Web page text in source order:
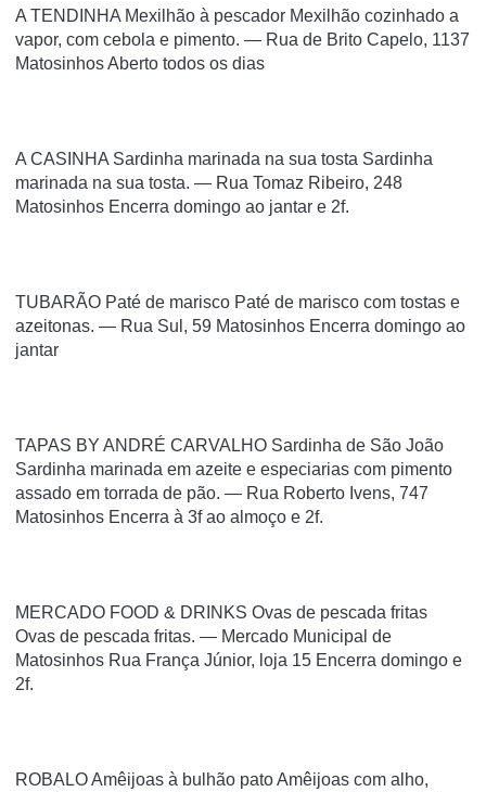
A TENDINHA Mexilhão à pescador Mexilhão cozinhado a
vapor, com cebola e pimento. — Rua de Brito Capelo, 1137
Matosinhos Aberto todos os dias
A CASINHA Sardinha marinada na sua tosta Sardinha
marinada na sua tosta. — Rua Tomaz Ribeiro, 248
Matosinhos Encerra domingo ao jantar e 2f.
TUBARÃO Paté de marisco Paté de marisco com tostas e
azeitonas. — Rua Sul, 59 Matosinhos Encerra domingo ao
jantar
TAPAS BY ANDRÉ CARVALHO Sardinha de São João
Sardinha marinada em azeite e especiarias com pimento
assado em torrada de pão. — Rua Roberto Ivens, 747
Matosinhos Encerra à 3f ao almoço e 2f.
MERCADO FOOD & DRINKS Ovas de pescada fritas
Ovas de pescada fritas. — Mercado Municipal de
Matosinhos Rua França Júnior, loja 15 Encerra domingo e
2f.
ROBALO Amêijoas à bulhão pato Amêijoas com alho,